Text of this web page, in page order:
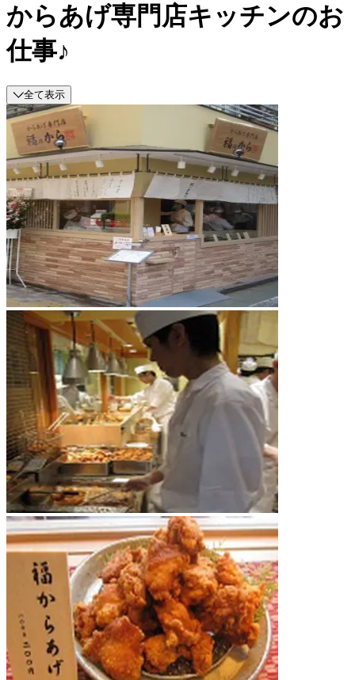
からあげ専門店キッチンのお
仕事♪
全て表示